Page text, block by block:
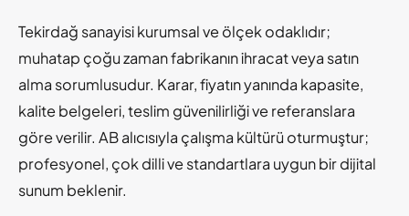
Tekirdağ sanayisi kurumsal ve ölçek odaklıdır;
muhatap çoğu zaman fabrikanın ihracat veya satın
alma sorumlusudur. Karar, fiyatın yanında kapasite,
kalite belgeleri, teslim güvenilirliği ve referanslara
göre verilir. AB alıcısıyla çalışma kültürü oturmuştur;
profesyonel, çok dilli ve standartlara uygun bir dijital
sunum beklenir.